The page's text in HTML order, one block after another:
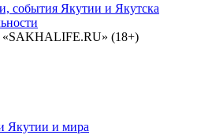
«SAKHALIFE.RU» (18+)
Якутии и мира